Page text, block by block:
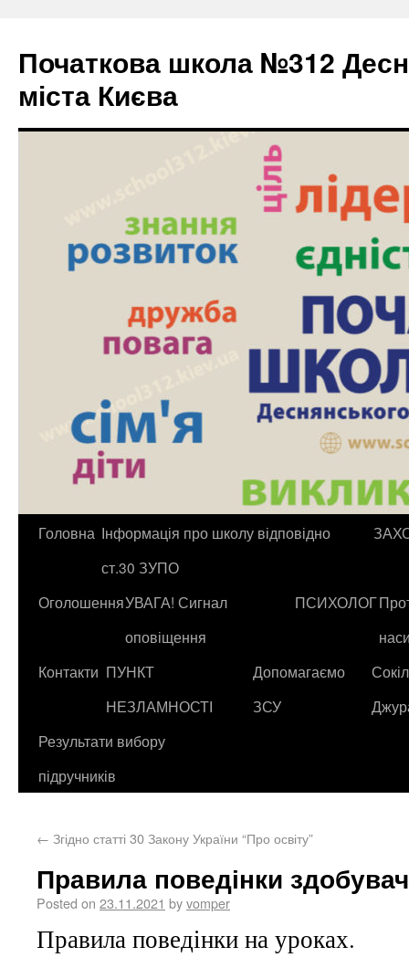
Початкова школа №312
міста Києва
Головна Інформація про школу відповідно
ст.30 ЗУПО
ОголошенняУВАГА! Сигнал
оповіщення
ПСИХОЛОГ
Контакти ПУНКТ
НЕЗЛАМНОСТІ
Допомагаємо
ЗСУ
Сокіл
Результати вибору
підручників
← Згідно статті 30 Закону України “Про освіту”
Правила поведінки
Posted on 23.11.2021 byvomper
Правила поведінки на уроках.